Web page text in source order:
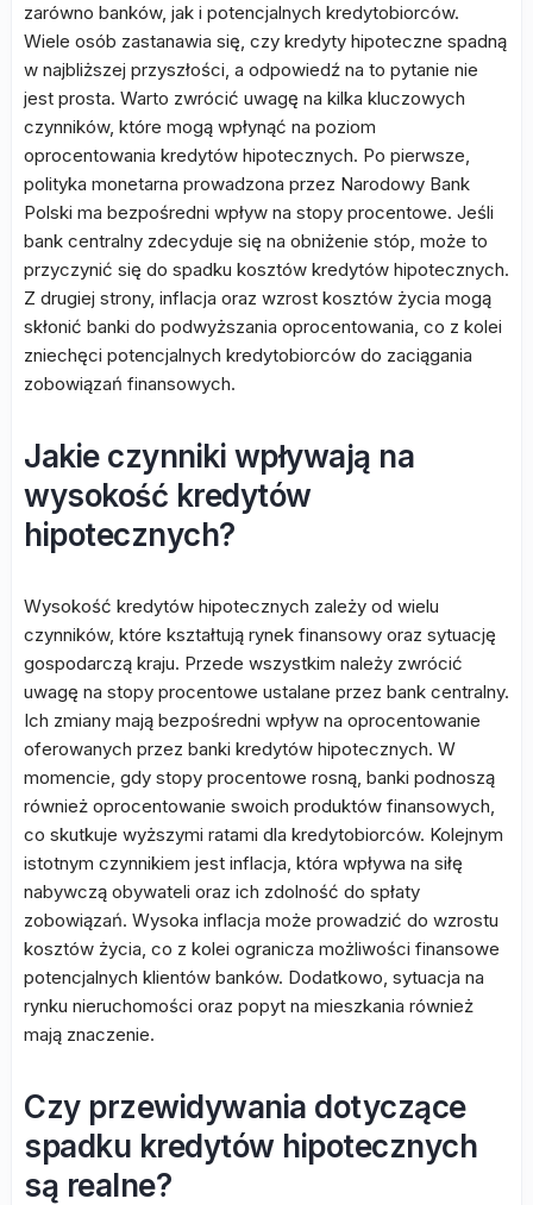
zarówno banków, jak i potencjalnych kredytobiorców.
Wiele osób zastanawia się, czy kredyty hipoteczne spadną
w najbliższej przyszłości, a odpowiedź na to pytanie nie
jest prosta. Warto zwrócić uwagę na kilka kluczowych
czynników, które mogą wpłynąć na poziom
oprocentowania kredytów hipotecznych. Po pierwsze,
polityka monetarna prowadzona przez Narodowy Bank
Polski ma bezpośredni wpływ na stopy procentowe. Jeśli
bank centralny zdecyduje się na obniżenie stóp, może to
przyczynić się do spadku kosztów kredytów hipotecznych.
Z drugiej strony, inflacja oraz wzrost kosztów życia mogą
skłonić banki do podwyższania oprocentowania, co z kolei
zniechęci potencjalnych kredytobiorców do zaciągania
zobowiązań finansowych.
Jakie czynniki wpływają na
wysokość kredytów
hipotecznych?
Wysokość kredytów hipotecznych zależy od wielu
czynników, które kształtują rynek finansowy oraz sytuację
gospodarczą kraju. Przede wszystkim należy zwrócić
uwagę na stopy procentowe ustalane przez bank centralny.
Ich zmiany mają bezpośredni wpływ na oprocentowanie
oferowanych przez banki kredytów hipotecznych. W
momencie, gdy stopy procentowe rosną, banki podnoszą
również oprocentowanie swoich produktów finansowych,
co skutkuje wyższymi ratami dla kredytobiorców. Kolejnym
istotnym czynnikiem jest inflacja, która wpływa na siłę
nabywczą obywateli oraz ich zdolność do spłaty
zobowiązań. Wysoka inflacja może prowadzić do wzrostu
kosztów życia, co z kolei ogranicza możliwości finansowe
potencjalnych klientów banków. Dodatkowo, sytuacja na
rynku nieruchomości oraz popyt na mieszkania również
mają znaczenie.
Czy przewidywania dotyczące
spadku kredytów hipotecznych
są realne?